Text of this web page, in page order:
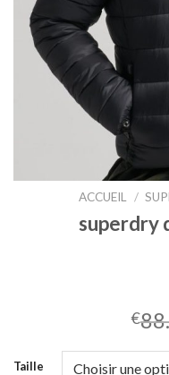
ACCUEIL /
superdry
€
Taille